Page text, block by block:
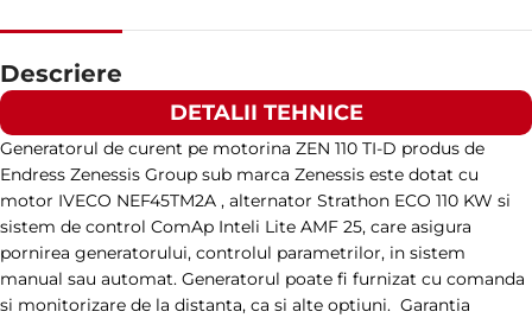
TURAȚIE
TENSIUNE STANDARD 400 / 230 V
PUTERE (KVA)
Descriere
DETALII TEHNICE
Generatorul de curent pe motorina ZEN 110 TI-D produs de
Endress Zenessis Group sub marca Zenessis este dotat cu
motor IVECO NEF45TM2A , alternator Strathon ECO 110 KW si
sistem de control ComAp Inteli Lite AMF 25, care asigura
pornirea generatorului, controlul parametrilor, in sistem
manual sau automat. Generatorul poate fi furnizat cu comanda
si monitorizare de la distanta, ca si alte optiuni. Garantia